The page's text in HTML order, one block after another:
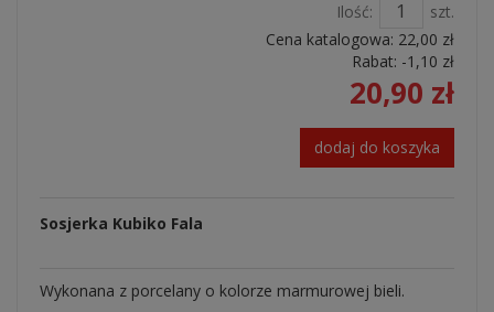
Ilość:
szt.
Cena katalogowa: 22,00 zł
Rabat: -1,10 zł
20,90 zł
dodaj do koszyka
Sosjerka Kubiko Fala
Wykonana z porcelany o kolorze marmurowej bieli.